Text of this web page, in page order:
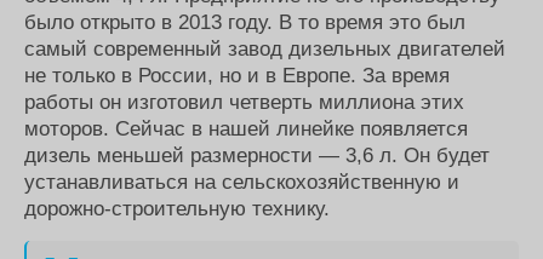
было открыто в 2013 году. В то время это был
самый современный завод дизельных двигателей
не только в России, но и в Европе. За время
работы он изготовил четверть миллиона этих
моторов. Сейчас в нашей линейке появляется
дизель меньшей размерности — 3,6 л. Он будет
устанавливаться на сельскохозяйственную и
дорожно-строительную технику.